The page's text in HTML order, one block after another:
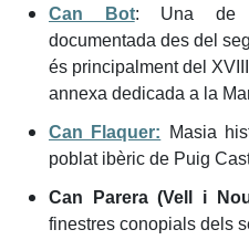
Can Bot: Una de
documentada des del
és principalment del
annexa dedicada a la
Can Flaquer: Masia
poblat ibèric de Puig
Can Parera (Vell i
finestres conopials dels